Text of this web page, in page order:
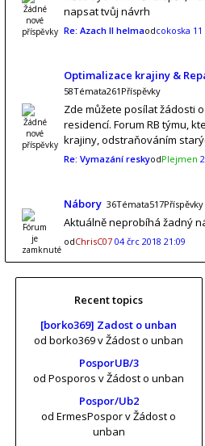
napsat tvůj návrh
Re: Azach II helmaodcokoska
Optimalizace krajiny &
58Témata261Příspěvky
Zde můžete posílat žádosti
residencí. Forum RB týmu,
krajiny, odstraňováním
Re: Vymazání reskyodPlejmen
Nábory 36Témata517Příspěvky
Aktuálně neprobíhá žadný
odChrisC07 04 črc 2018 21:09
Recent topics
[borko369] Zadost o unban
od borko369v Žádost o unban
PosporUB/3
od Posporos v Žádost o unban
Pospor/Ub2
od ErmesPosporv Žádost o
unban